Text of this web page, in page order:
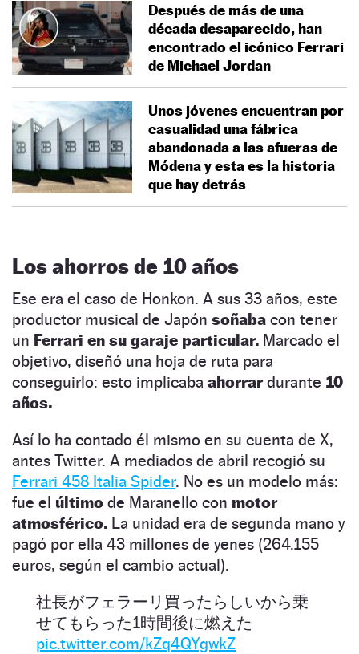
Después de más de una
década desaparecido, han
encontrado el icónico Ferrari
de Michael Jordan
Unos jóvenes encuentran por
casualidad una fábrica
abandonada a las afueras de
Módena y esta es la historia
que hay detrás
Los ahorros de 10 años
Ese era el caso de Honkon. A sus 33 años, este
productor musical de Japón soñaba con tener
un Ferrari en su garaje particular. Marcado el
objetivo, diseñó una hoja de ruta para
conseguirlo: esto implicaba ahorrardurante 10
años.
Así lo ha contado él mismo en su cuenta de X,
antes Twitter. A mediados de abril recogió su
Ferrari 458 Italia Spider. No es un modelo más:
fue el último de Maranello con motor
atmosférico. La unidad era de segunda mano y
pagó por ella 43 millones de yenes (264.155
euros, según el cambio actual).
社長がフェラーリ買ったらしいから乗
せてもらった1時間後に燃えた
pic.twitter.com/kZq4QYgwkZ